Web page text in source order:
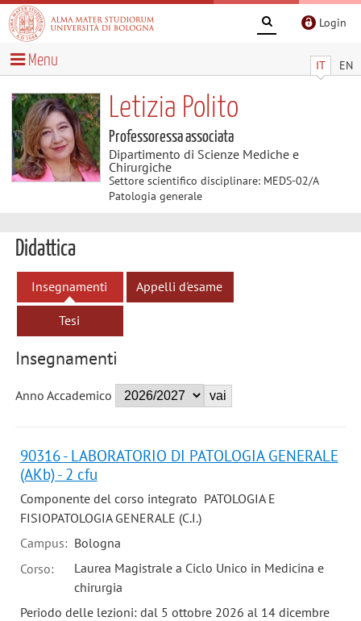
Login
IT EN
Menu
Letizia Polito
Professoressa associata
Dipartimento di Scienze Mediche e
Chirurgiche
Settore scientifico disciplinare: MEDS-02/A
Patologia generale
Didattica
Insegnamenti Appelli d'esame
Tesi
Insegnamenti
Anno Accademico
90316 - LABORATORIO DI PATOLOGIA GENERALE
(AKb) - 2 cfu
Componente del corso integrato PATOLOGIA E
FISIOPATOLOGIA GENERALE (C.I.)
Campus: Bologna
Corso:
Laurea Magistrale a Ciclo Unico in Medicina e
chirurgia
Periodo delle lezioni: dal 5 ottobre 2026 al 14 dicembre